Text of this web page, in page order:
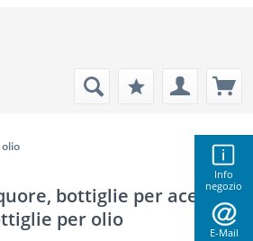
Info
negozio
E-Mail
bottiglie per aceto e
per olio